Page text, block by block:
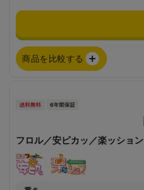
商品を比較する
フロル／安ピカッ／楽ッション